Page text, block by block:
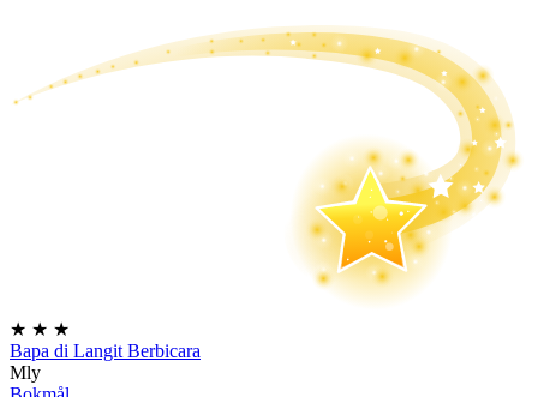
★ ★ ★
Bapa di Langit Berbicara
Mly